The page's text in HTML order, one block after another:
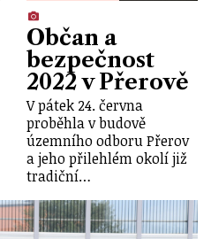
Občan a
bezpečnost
2022 v Přerově
V pátek 24. června
proběhla v budově
územního odboru Přerov
a jeho přilehlém okolí již
tradiční…